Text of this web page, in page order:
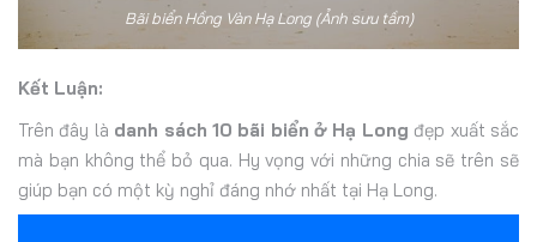
Bãi biển Hồng Vàn Hạ Long (Ảnh sưu tầm)
Kết Luận:
Trên đây là danh sách 10 bãi biển ở Hạ Long đẹp xuất sắc
mà bạn không thể bỏ qua. Hy vọng với những chia sẽ trên sẽ
giúp bạn có một kỳ nghỉ đáng nhớ nhất tại Hạ Long.